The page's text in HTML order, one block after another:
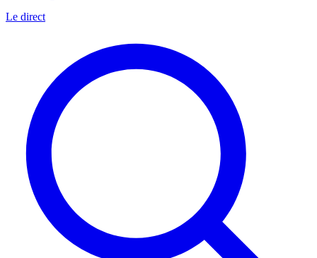
Le direct